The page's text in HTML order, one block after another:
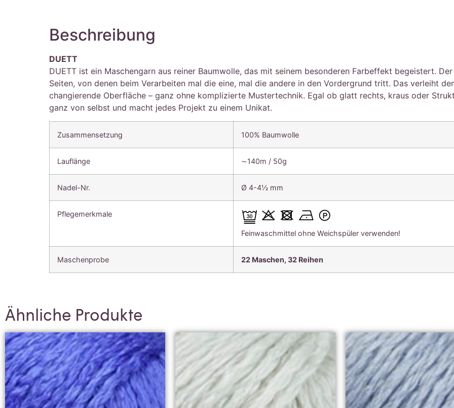
Beschreibung
DUETT
DUETT ist ein Maschengarn aus reiner Baumwolle, das mit seinem besonderen Farbeffekt begeistert.
Seiten, von denen beim Verarbeiten mal die eine, mal die andere in den Vordergrund tritt. Das verleiht
changierende Oberfläche – ganz ohne komplizierte Mustertechnik. Egal ob glatt rechts, kraus oder
ganz von selbst und macht jedes Projekt zu einem Unikat.
Zusammensetzung 100% Baumwolle
Lauflänge ∼140m / 50g
Nadel-Nr. Ø 4-4½ mm
Pflegemerkmale
Feinwaschmittel ohne Weichspüler verwenden!
Maschenprobe 22 Maschen, 32 Reihen
Ähnliche Produkte